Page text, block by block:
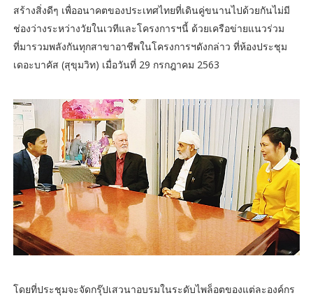
สร้างสิ่งดีๆ เพื่ออนาคตของประเทศไทยที่เดินคู่ขนานไปด้วยกันไม่มี
ช่องว่างระหว่างวัยในเวทีและโครงการฯนี้ ด้วยเครือข่ายแนวร่วม
ที่มารวมพลังกันทุกสาขาอาชีพในโครงการฯดังกล่าว ที่ห้องประชุม
เดอะบาคัส (สุขุมวิท) เมื่อวันที่ 29 กรกฎาคม 2563
โดยที่ประชุมจะจัดกรุ๊ปเสวนาอบรมในระดับไพล็อตของแต่ละองค์กร